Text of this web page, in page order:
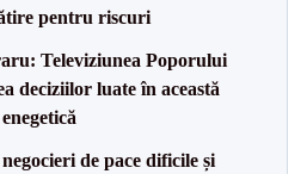
pentru riscuri
Televiziunea Poporului
deciziilor luate în această
de pace dificile și